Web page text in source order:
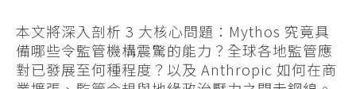
本文將深入剖析 3 大核心問題：Mythos 究竟具
備哪些令監管機構震驚的能力？全球各地監管應
對已發展至何種程度？以及 Anthropic 如何在商